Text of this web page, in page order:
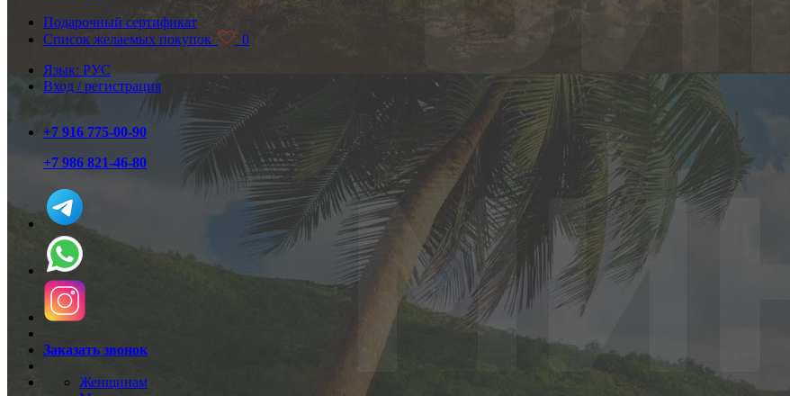
Подарочный сертификат
Список желаемых покупок
0
Язык: РУС
Вход / регистрация
+7 916 775-00-90
+7 986 821-46-80
Заказать звонок
Женщинам